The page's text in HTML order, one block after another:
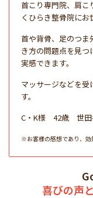
首こり専門院、肩こ
くひらき整骨院にお
首や背骨、足のつ
き方の問題点を見つ
実感できます。
マッサージなどを受
す。
C・K様 42歳 世田
※お客様の感想であり、効
喜びの声